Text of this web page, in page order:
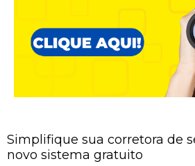
Simplifique sua corretora de
novo sistema gratuito